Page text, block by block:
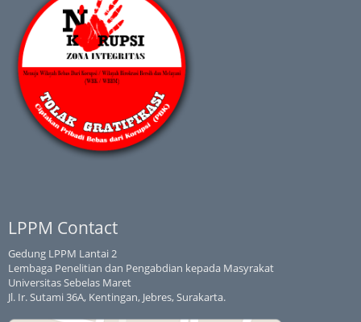
LPPM Contact
Gedung LPPM Lantai 2
Lembaga Penelitian dan Pengabdian kepada Masyrakat
Universitas Sebelas Maret
Jl. Ir. Sutami 36A, Kentingan, Jebres, Surakarta.